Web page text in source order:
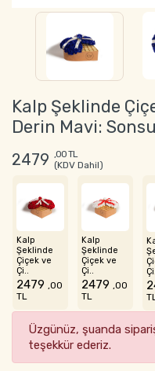
Kalp Şeklinde
Derin Mavi:
2479 ,00 TL
(KDV Dahil)
Kalp
Şeklinde
Çiçek ve
Çi..
2479 ,00
TL
Kalp
Şeklinde
Çiçek ve
Çi..
2479 ,00
TL
Üzgünüz, şuanda
teşekkür ederiz.